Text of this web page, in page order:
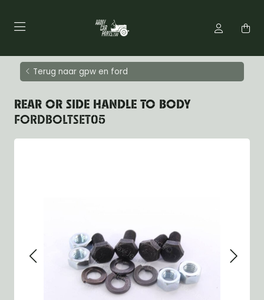
Terug naar gpw en ford
REAR OR SIDE HANDLE TO BODY
FORDBOLTSET05